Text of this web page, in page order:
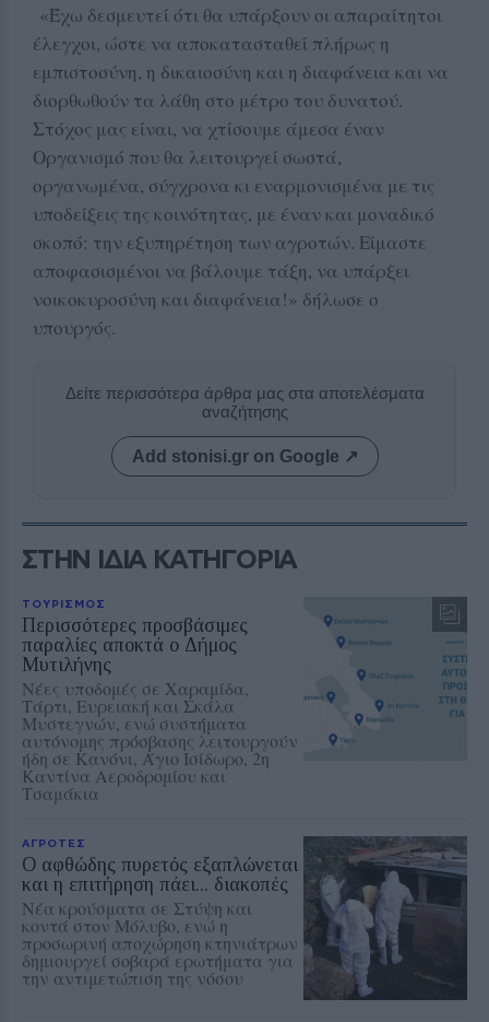
«Έχω δεσμευτεί ότι θα υπάρξουν οι απαραίτητοι
έλεγχοι, ώστε να αποκατασταθεί πλήρως η
εμπιστοσύνη, η δικαιοσύνη και η διαφάνεια και να
διορθωθούν τα λάθη στο μέτρο του δυνατού.
Στόχος μας είναι, να χτίσουμε άμεσα έναν
Οργανισμό που θα λειτουργεί σωστά,
οργανωμένα, σύγχρονα κι εναρμονισμένα με τις
υποδείξεις της κοινότητας, με έναν και μοναδικό
σκοπό: την εξυπηρέτηση των αγροτών. Είμαστε
αποφασισμένοι να βάλουμε τάξη, να υπάρξει
νοικοκυροσύνη και διαφάνεια!» δήλωσε ο
υπουργός.
Δείτε περισσότερα άρθρα μας στα αποτελέσματα
αναζήτησης
Add stonisi.gr on Google ↗
ΣΤΗΝ ΙΔΙΑ ΚΑΤΗΓΟΡΙΑ
ΤΟΥΡΙΣΜΟΣ
Περισσότερες προσβάσιμες
παραλίες αποκτά ο Δήμος
Μυτιλήνης
Νέες υποδομές σε Χαραμίδα,
Τάρτι, Ευρειακή και Σκάλα
Μυστεγνών, ενώ συστήματα
αυτόνομης πρόσβασης λειτουργούν
ήδη σε Κανόνι, Άγιο Ισίδωρο, 2η
Καντίνα Αεροδρομίου και
Τσαμάκια
ΑΓΡΟΤΕΣ
Ο αφθώδης πυρετός εξαπλώνεται
και η επιτήρηση πάει... διακοπές
Νέα κρούσματα σε Στύψη και
κοντά στον Μόλυβο, ενώ η
προσωρινή αποχώρηση κτηνιάτρων
δημιουργεί σοβαρά ερωτήματα για
την αντιμετώπιση της νόσου